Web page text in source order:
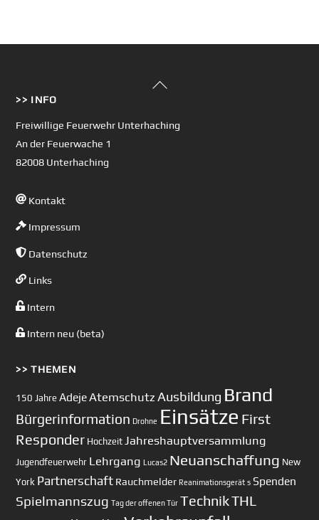
Back
>> INFO
Freiwillige Feuerwehr Unterhaching
An der Feuerwache 1
82008 Unterhaching
Kontakt
Impressum
Datenschutz
Links
Intern
Intern neu (beta)
>> THEMEN
150 Jahre AdejeAtemschutz Ausbildung Brand
Bürgerinformation Drohne Einsätze First
Responder Hochzeit Jahreshauptversammlung
Jugendfeuerwehr Lehrgang Lucas2 Neuanschaffung New
York Partnerschaft Rauchmelder Reanimationsgerät s Spenden
Spielmannszug Tag der offenen Tür TechnikTHL